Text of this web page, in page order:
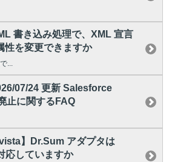
書き込み処理で、XML 宣言
を変更できますか
...
07/24 更新 Salesforce
止に関するFAQ
】Dr.Sum アダプタは
応していますか